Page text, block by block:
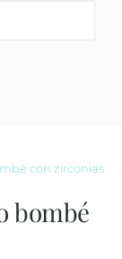
con zirconias
bombé